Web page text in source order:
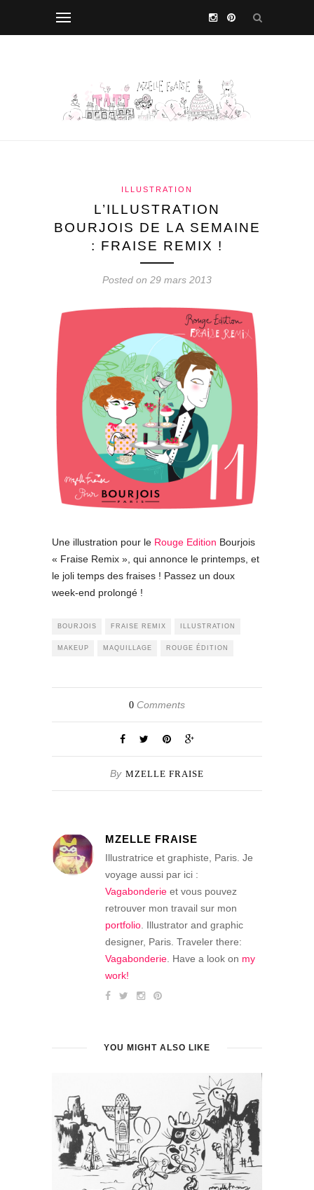
ILLUSTRATION
L’ILLUSTRATION
BOURJOIS DE LA SEMAINE
: FRAISE REMIX !
Posted on 29 mars 2013
Une illustration pour le Rouge Edition Bourjois
« Fraise Remix », qui annonce le printemps, et
le joli temps des fraises ! Passez un doux
week-end prolongé !
BOURJOIS FRAISE REMIX ILLUSTRATION
MAKEUP MAQUILLAGE ROUGE ÉDITION
0 Comments
By MZELLE FRAISE
MZELLE FRAISE
Illustratrice et graphiste, Paris. Je
voyage aussi par ici :
Vagabonderie et vous pouvez
retrouver mon travail sur mon
portfolio . Illustrator and graphic
designer, Paris. Traveler there:
Vagabonderie . Have a look on my
work!
YOU MIGHT ALSO LIKE